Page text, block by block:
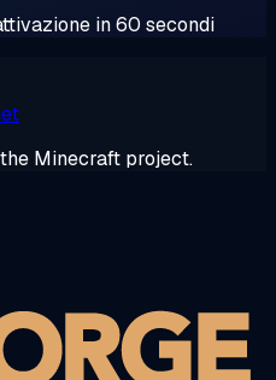
in 60 secondi
Minecraft project.